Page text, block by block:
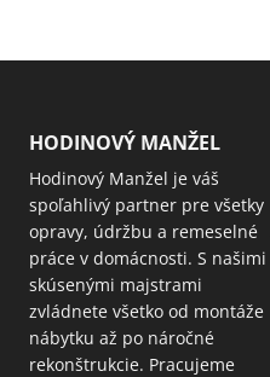
HODINOVÝ MANŽEL
Hodinový Manžel je váš
spoľahlivý partner pre všetky
opravy, údržbu a remeselné
práce v domácnosti. S našimi
skúsenými majstrami
zvládnete všetko od montáže
nábytku až po náročné
rekonštrukcie. Pracujeme